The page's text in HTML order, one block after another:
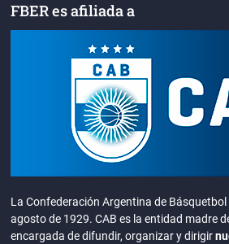
FBER es afiliada a
La Confederación Argentina de
agosto de 1929. CAB es la entidad madre
encargada de difundir, organizar y dirigir